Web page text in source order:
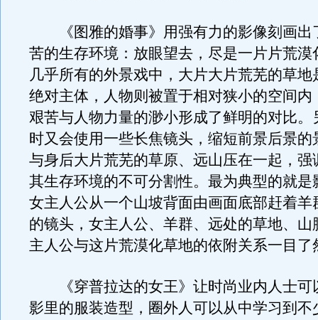
《图雅的婚事》用强有力的影像刻画出
苦的生存环境：放眼望去，尽是一片片荒漠
几乎所有的外景戏中，大片大片荒芜的草地
绝对主体，人物则被置于相对狭小的空间内
艰苦与人物力量的渺小形成了鲜明的对比。
时又会使用一些长焦镜头，缩短前景后景的
与身后大片荒芜的草原、远山压在一起，强
其生存环境的不可分割性。最为典型的就是
女主人公从一个山坡背面由画面底部赶着羊
的镜头，女主人公、羊群、远处的草地、山
主人公与这片荒漠化草地的依附关系一目了
《穿普拉达的女王》让时尚业内人士可
影里的服装造型，圈外人可以从中学习到不